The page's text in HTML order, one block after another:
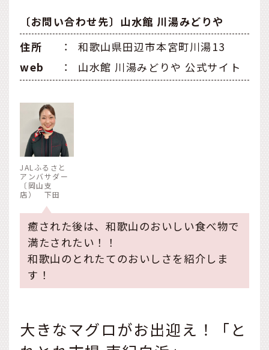
〔お問い合わせ先〕山水館 川湯みどりや
住所
：
和歌山県田辺市本宮町川湯13
web
： 山水館 川湯みどりや 公式サイト
JALふるさと
アンバサダー
〔岡山支
店） 下田
癒された後は、和歌山のおいしい食べ物で
満たされたい！！
和歌山のとれたてのおいしさを紹介しま
す！
大きなマグロがお出迎え！「と